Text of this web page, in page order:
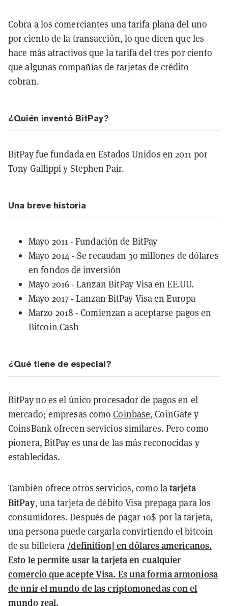
Cobra a los comerciantes una tarifa plana del uno
por ciento de la transacción, lo que dicen que les
hace más atractivos que la tarifa del tres por ciento
que algunas compañías de tarjetas de crédito
cobran.
¿Quién inventó BitPay?
BitPay fue fundada en Estados Unidos en 2011 por
Tony Gallippi y Stephen Pair.
Una breve historia
Mayo 2011 - Fundación de BitPay
Mayo 2014 - Se recaudan 30 millones de dólares
en fondos de inversión
Mayo 2016 - Lanzan BitPay Visa en EE.UU.
Mayo 2017 - Lanzan BitPay Visa en Europa
Marzo 2018 - Comienzan a aceptarse pagos en
Bitcoin Cash
¿Qué tiene de especial?
BitPay no es el único procesador de pagos en el
mercado; empresas comoCoinbase, CoinGate y
CoinsBank ofrecen servicios similares. Pero como
pionera, BitPay es una de las más reconocidas y
establecidas.
También ofrece otros servicios, como latarjeta
BitPay, una tarjeta de débito Visa prepaga para los
consumidores. Después de pagar 10$ por la tarjeta,
una persona puede cargarla convirtiendo el bitcoin
de su billetera /definition] en dólares americanos.
Esto le permite usar la tarjeta en cualquier
comercio que acepte Visa. Es una forma armoniosa
de unir el mundo de las criptomonedas con el
mundo real.